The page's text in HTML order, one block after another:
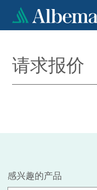
到
请求报价
感兴趣的产品